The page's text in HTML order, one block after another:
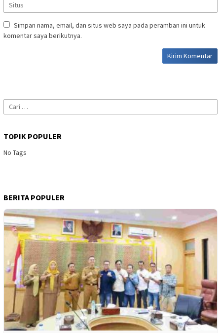
Simpan nama, email, dan situs web saya pada peramban ini untuk
komentar saya berikutnya.
Cari
untuk:
TOPIK POPULER
No Tags
BERITA POPULER